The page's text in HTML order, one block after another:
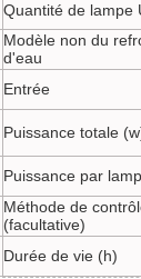
Quantité de lampe
Modèle non du
d'eau
Entrée
Puissance totale
Puissance par
Méthode de
(facultative)
Durée de vie (h)